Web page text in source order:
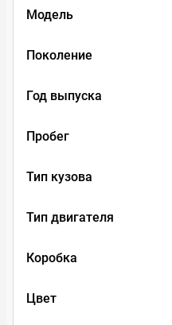
Модель
Поколение
Год выпуска
Пробег
Тип кузова
Тип двигателя
Коробка
Цвет